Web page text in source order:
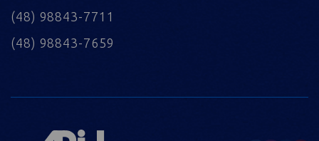
(48) 98843-7711
(48) 98843-7659